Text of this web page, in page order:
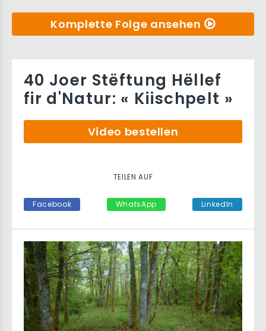
Komplette Folge ansehen
40 Joer Stëftung Hëllef
fir d'Natur: « Kiischpelt »
Video bestellen
TEILEN AUF
Facebook WhatsApp LinkedIn